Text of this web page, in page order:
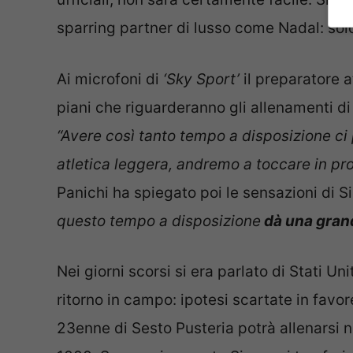
sparring partner di lusso come Nadal:
Ai microfoni di ‘Sky Sport’ il preparatore
piani che riguarderanno gli allenamenti
“Avere così tanto tempo a disposizione
atletica leggera, andremo a toccare in
Panichi ha spiegato poi le sensazioni di
questo tempo a disposizione dà una
Nei giorni scorsi si era parlato di Stati
ritorno in campo: ipotesi scartate in
23enne di Sesto Pusteria potrà allenarsi